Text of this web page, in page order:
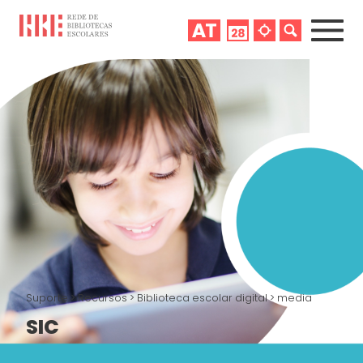
Suporte>Recursos> Biblioteca escolar digital> media
SIC